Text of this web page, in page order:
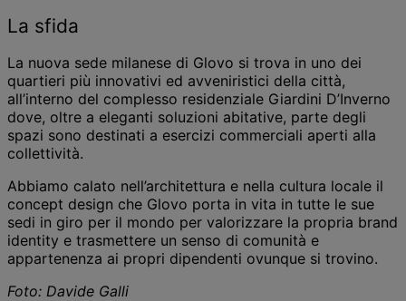
La sfida
La nuova sede milanese di Glovo si trova in uno dei
quartieri più innovativi ed avveniristici della città,
all’interno del complesso residenziale Giardini D’Inverno
dove, oltre a eleganti soluzioni abitative, parte degli
spazi sono destinati a esercizi commerciali aperti alla
collettività.
Abbiamo calato nell’architettura e nella cultura locale il
concept design che Glovo porta in vita in tutte le sue
sedi in giro per il mondo per valorizzare la propria brand
identity e trasmettere un senso di comunità e
appartenenza ai propri dipendenti ovunque si trovino.
Foto: Davide Galli